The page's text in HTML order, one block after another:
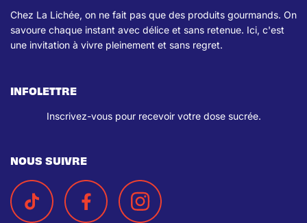
Chez La Lichée, on ne fait pas que des produits gourmands. On
savoure chaque instant avec délice et sans retenue. Ici, c'est
une invitation à vivre pleinement et sans regret.
INFOLETTRE
Inscrivez-vous pour recevoir votre dose sucrée.
NOUS SUIVRE